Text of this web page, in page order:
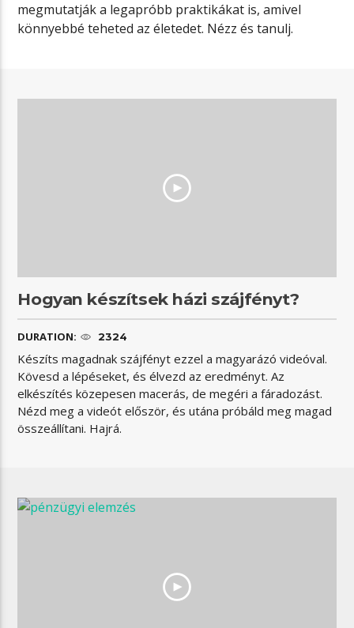
megmutatják a legapróbb praktikákat is, amivel
könnyebbé teheted az életedet. Nézz és tanulj.
Hogyan készítsek házi szájfényt?
DURATION: 2324
Készíts magadnak szájfényt ezzel a magyarázó videóval.
Kövesd a lépéseket, és élvezd az eredményt. Az
elkészítés közepesen macerás, de megéri a fáradozást.
Nézd meg a videót először, és utána próbáld meg magad
összeállítani. Hajrá.